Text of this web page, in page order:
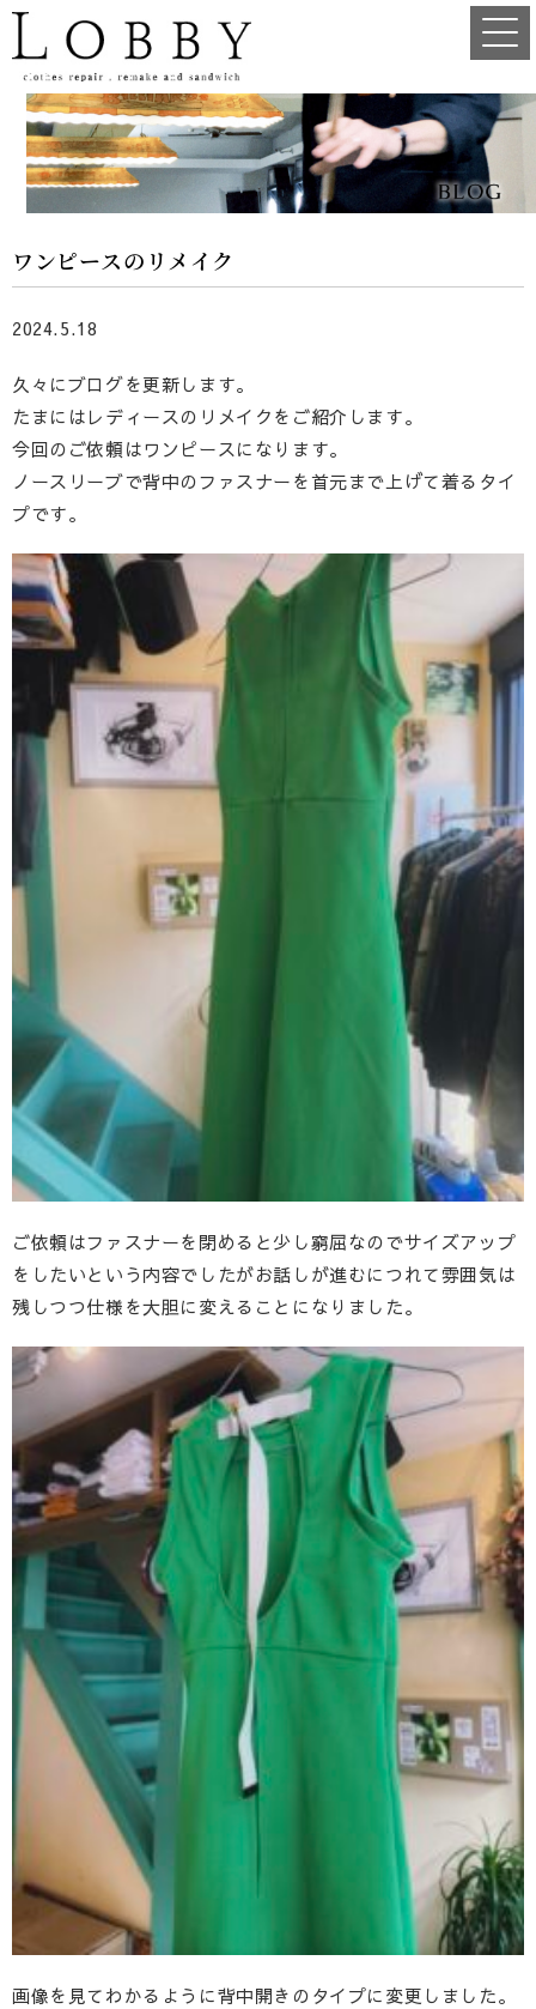
ワンピースのリメイク
2024.5.18
久々にブログを更新します。
たまにはレディースのリメイクをご紹介します。
今回のご依頼はワンピースになります。
ノースリーブで背中のファスナーを首元まで上げて着るタイ
プです。
ご依頼はファスナーを閉めると少し窮屈なのでサイズアップ
をしたいという内容でしたがお話しが進むにつれて雰囲気は
残しつつ仕様を大胆に変えることになりました。
画像を見てわかるように背中開きのタイプに変更しました。